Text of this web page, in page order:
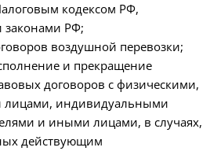
кодексом РФ,
РФ;
воздушной перевозки;
и прекращение
договоров с физическими,
лицами, индивидуальными
и иными лицами, в случаях,
действующим